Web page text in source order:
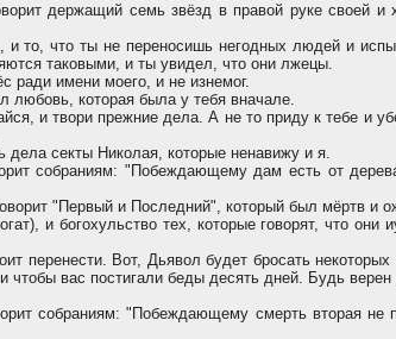
держащий семь звёзд в правой руке своей и
и то, что ты не переносишь негодных людей и
таковыми, и ты увидел, что они лжецы.
ради имени моего, и не изнемог.
любовь, которая была у тебя вначале.
и твори прежние дела. А не то приду к тебе и
дела секты Николая, которые ненавижу и я.
собраниям: "Побеждающему дам есть от
"Первый и Последний", который был мёртв и
и богохульство тех, которые говорят, что они
перенести. Вот, Дьявол будет бросать некоторых
вас постигали беды десять дней. Будь
собраниям: "Побеждающему смерть вторая не